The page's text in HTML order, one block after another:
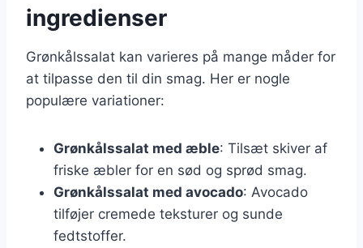
ingredienser
Grønkålssalat kan varieres på mange måder for
at tilpasse den til din smag. Her er nogle
populære variationer:
Grønkålssalat med æble: Tilsæt skiver af
friske æbler for en sød og sprød smag.
Grønkålssalat med avocado: Avocado
tilføjer cremede teksturer og sunde
fedtstoffer.